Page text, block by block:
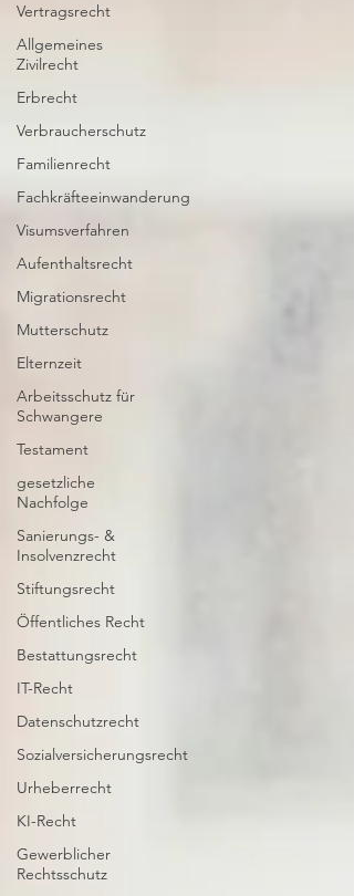
Vertragsrecht
Allgemeines
Zivilrecht
Erbrecht
Verbraucherschutz
Familienrecht
Fachkräfteeinwanderung
Visumsverfahren
Aufenthaltsrecht
Migrationsrecht
Mutterschutz
Elternzeit
Arbeitsschutz für
Schwangere
Testament
gesetzliche
Nachfolge
Sanierungs- &
Insolvenzrecht
Stiftungsrecht
Öffentliches Recht
Bestattungsrecht
IT-Recht
Datenschutzrecht
Sozialversicherungsrecht
Urheberrecht
KI-Recht
Gewerblicher
Rechtsschutz